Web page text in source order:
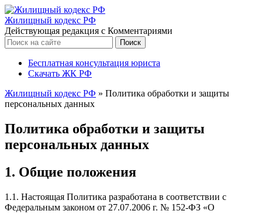
Жилищный кодекс РФ
Действующая редакция с Комментариями
Бесплатная консультация юриста
Скачать ЖК РФ
Жилищный кодекс РФ » Политика обработки и защиты
персональных данных
Политика обработки и защиты
персональных данных
1. Общие положения
1.1. Настоящая Политика разработана в соответствии с
Федеральным законом от 27.07.2006 г. № 152-ФЗ «О